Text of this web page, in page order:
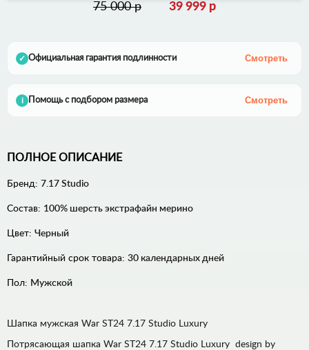
75 000 р 39 999 р
✓ Официальная гарантия подлинности Смотреть
i Помощь с подбором размера Смотреть
ПОЛНОЕ ОПИСАНИЕ
Бренд: 7.17 Studio
Состав: 100% шерсть экстрафайн мерино
Цвет: Черный
Гарантийный срок товара: 30 календарных дней
Пол: Мужской
Шапка мужская War ST24 7.17 Studio Luxury
Потрясающая шапка War ST24 7.17 Studio Luxury design by